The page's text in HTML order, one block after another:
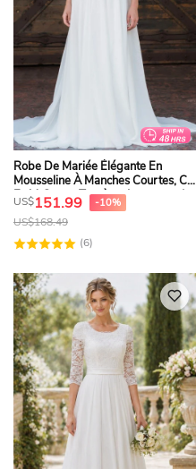
Robe De Mariée Élégante En
Mousseline À Manches Courtes, Col
En V, Coupe Trapèze, Longueur Au
Sol, Traîne Brossée Et Volants
US$151.99 -10%
US$168.49
(6)